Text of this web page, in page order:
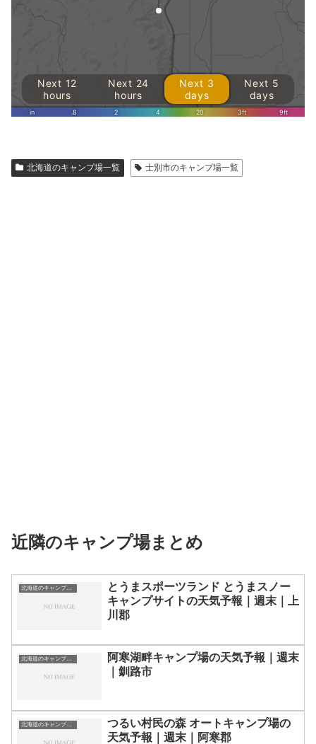
北海道のキャンプ場一覧 士別市のキャンプ場一覧
近隣のキャンプ場まとめ
北海道のキャンプ場一覧
とうまスポーツランド とうまスノー
キャンプサイトの天気予報｜週末｜上
川郡
北海道のキャンプ場一覧
阿寒湖畔キャンプ場の天気予報｜週末
｜釧路市
北海道のキャンプ場一覧
つるい村民の森 オートキャンプ場の
天気予報｜週末｜阿寒郡